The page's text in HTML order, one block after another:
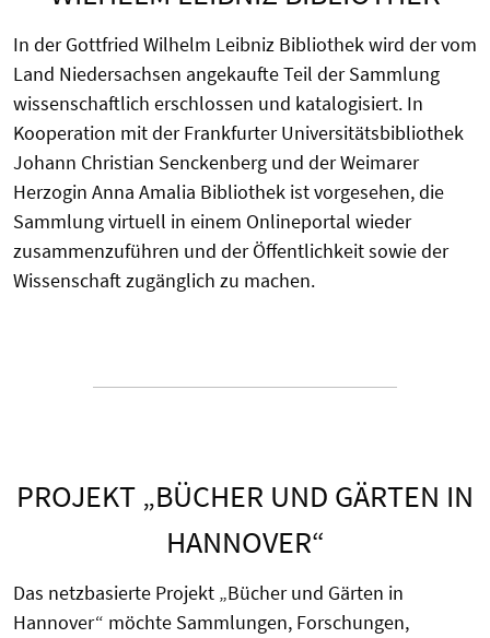
In der Gottfried Wilhelm Leibniz Bibliothek wird der vom
Land Niedersachsen angekaufte Teil der Sammlung
wissenschaftlich erschlossen und katalogisiert. In
Kooperation mit der Frankfurter Universitätsbibliothek
Johann Christian Senckenberg und der Weimarer
Herzogin Anna Amalia Bibliothek ist vorgesehen, die
Sammlung virtuell in einem Onlineportal wieder
zusammenzuführen und der Öffentlichkeit sowie der
Wissenschaft zugänglich zu machen.
PROJEKT „BÜCHER UND GÄRTEN IN
HANNOVER“
Das netzbasierte Projekt „Bücher und Gärten in
Hannover“ möchte Sammlungen, Forschungen,